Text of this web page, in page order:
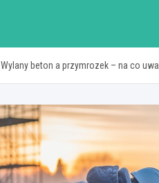
Wylany beton a przymrozek – na co